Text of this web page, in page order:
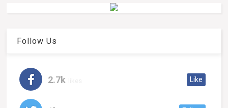
Follow Us
2.7k Like